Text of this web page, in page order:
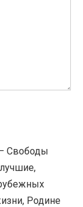
Свободы
Родине